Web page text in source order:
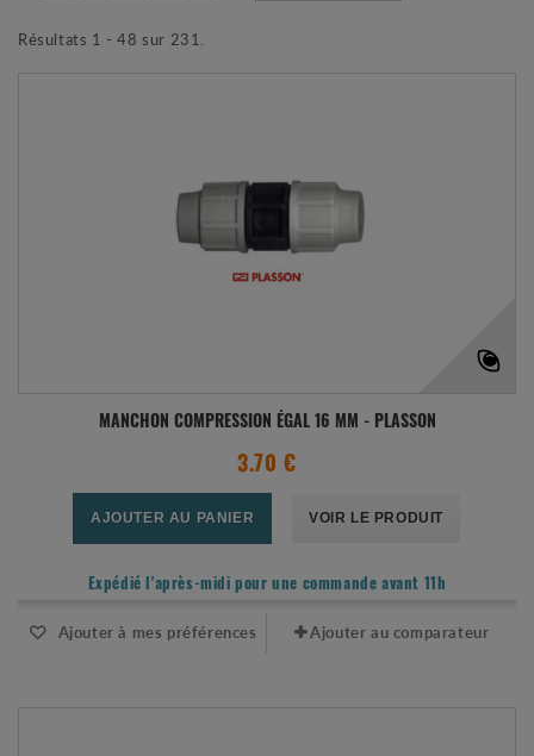
Résultats 1 - 48 sur 231.
MANCHON COMPRESSION ÉGAL 16 MM - PLASSON
3.70 €
AJOUTER AU PANIER VOIR LE PRODUIT
Expédié l'après-midi pour une commande avant 11h
Ajouter à mes préférences Ajouter au comparateur